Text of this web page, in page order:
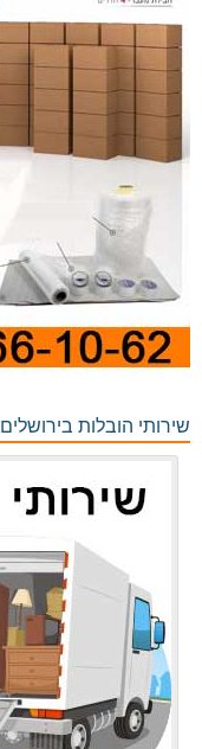
שירותי הובלות בירושלים